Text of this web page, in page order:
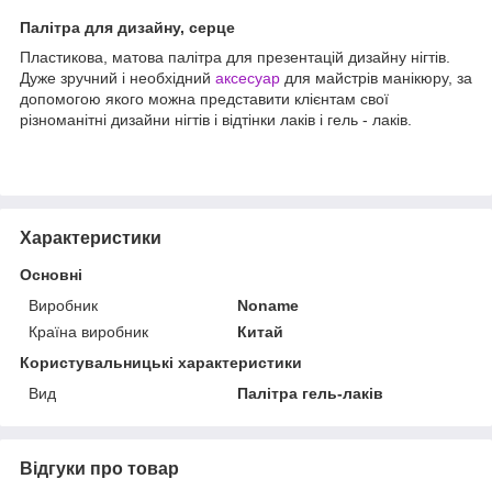
Палітра для дизайну, серце
Пластикова, матова палітра для презентацій дизайну нігтів.
Дуже зручний і необхідний аксесуар для майстрів манікюру, за
допомогою якого можна представити клієнтам свої
різноманітні дизайни нігтів і відтінки лаків і гель - лаків.
Характеристики
Основні
Виробник
Noname
Країна виробник
Китай
Користувальницькі характеристики
Вид
Палітра гель-лаків
Відгуки про товар